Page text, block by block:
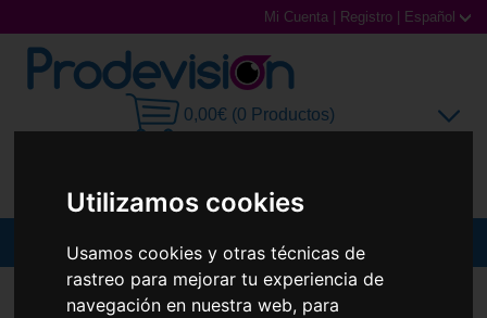
Utilizamos cookies
Usamos cookies y otras técnicas de
rastreo para mejorar tu experiencia de
navegación en nuestra web, para
Mi Cuenta Registro Español
0,00€ (0 Productos)
Gafas de Sol
RB7683S JOSEPH